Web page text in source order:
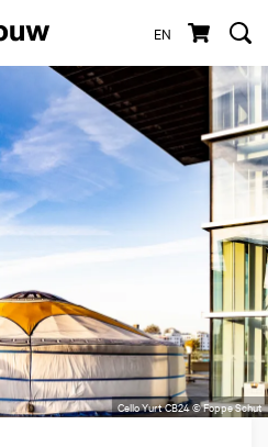
EN
Cello Yurt CB24 © Foppe Schut